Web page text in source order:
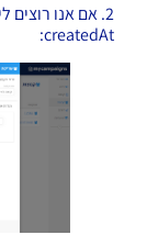
2. אם אנו
createdAt: